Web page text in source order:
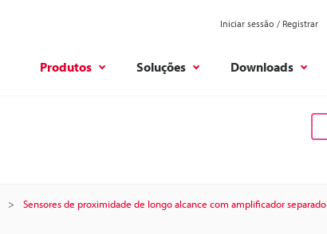
Iniciar sessão / Registrar
Produtos Soluções Downloads
Sensores de proximidade de longo alcance com amplificador separado